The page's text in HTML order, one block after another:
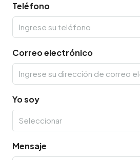
Teléfono
Correo electrónico
Yo soy
Seleccionar
Mensaje